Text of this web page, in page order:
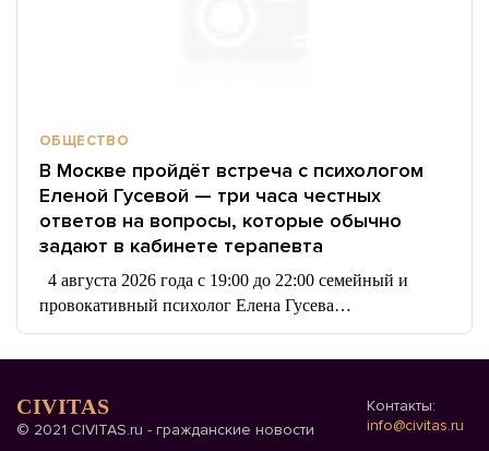
ОБЩЕСТВО
В Москве пройдёт встреча с психологом
Еленой Гусевой — три часа честных
ответов на вопросы, которые обычно
задают в кабинете терапевта
4 августа 2026 года с 19:00 до 22:00 семейный и
провокативный психолог Елена Гусева…
CIVITAS
© 2021 CIVITAS.ru - гражданские новости
Контакты:
info@civitas.ru